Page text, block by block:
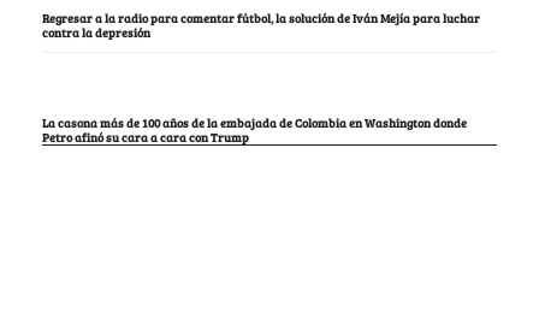
Regresar a la radio para comentar fútbol, la solución de Iván Mejía para luchar
contra la depresión
La casona más de 100 años de la embajada de Colombia en Washington donde
Petro afinó su cara a cara con Trump